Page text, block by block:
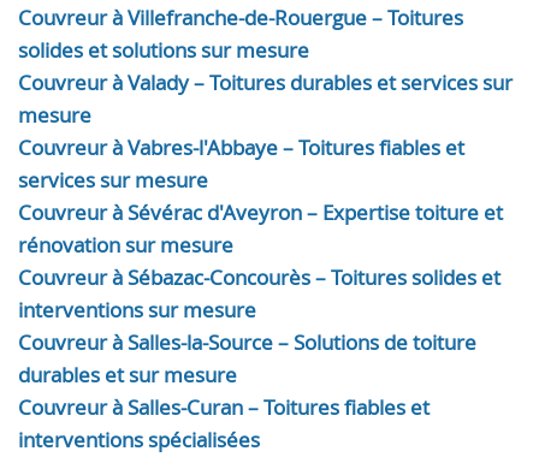
Couvreur à Villefranche-de-Rouergue – Toitures
solides et solutions sur mesure
Couvreur à Valady – Toitures durables et services sur
mesure
Couvreur à Vabres-l'Abbaye – Toitures fiables et
services sur mesure
Couvreur à Sévérac d'Aveyron – Expertise toiture et
rénovation sur mesure
Couvreur à Sébazac-Concourès – Toitures solides et
interventions sur mesure
Couvreur à Salles-la-Source – Solutions de toiture
durables et sur mesure
Couvreur à Salles-Curan – Toitures fiables et
interventions spécialisées